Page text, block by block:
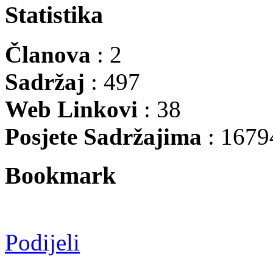
Statistika
Članova : 2
Sadržaj : 497
Web Linkovi : 38
Posjete Sadržajima :
Bookmark
Podijeli